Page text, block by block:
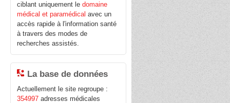
ciblant uniquement ledomaine
médical et paramédical avec un
accès rapide à l'information santé
à travers des modes de
recherches assistés.
La base de données
Actuellement le site regroupe :
354997 adresses médicales